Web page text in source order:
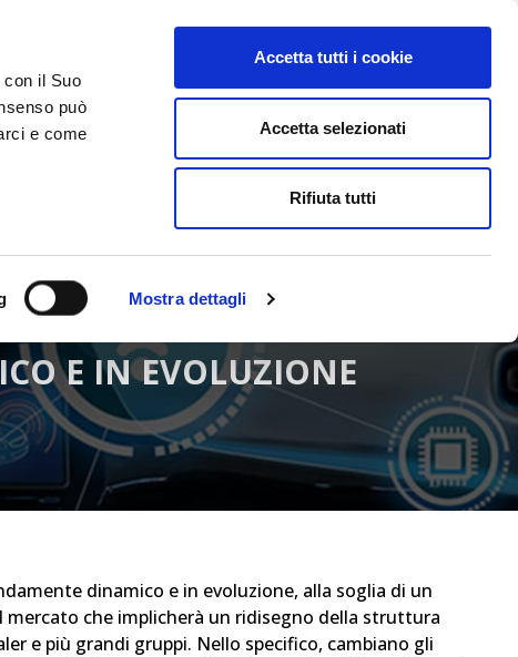
il Suo
può
e come
Mostra dettagli
Accetta tutti i cookie
Accetta selezionati
Rifiuta tutti
ACCEDI E CONTATTACI
E IN EVOLUZIONE
dinamico e in evoluzione, alla soglia di un
mercato che implicherà un ridisegno della struttura
e più grandi gruppi. Nello specifico, cambiano gli